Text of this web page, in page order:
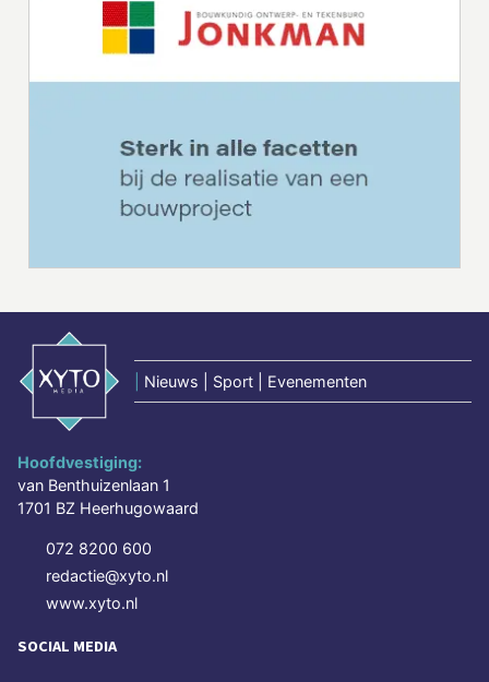
Nieuws | Sport | Evenementen
Hoofdvestiging:
van Benthuizenlaan 1
1701 BZ Heerhugowaard
072 8200 600
redactie@xyto.nl
www.xyto.nl
SOCIAL MEDIA